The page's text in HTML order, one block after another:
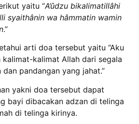
yaitu “A’ûdzu bikalimatillâhi
syaithânin wa hâmmatin wamin
.”
arti doa tersebut yaitu “Aku
kalimat-kalimat Allah dari segala
dan pandangan yang jahat.”
yakni doa tersebut dapat
bayi dibacakan adzan di telinga
di telinga kirinya.